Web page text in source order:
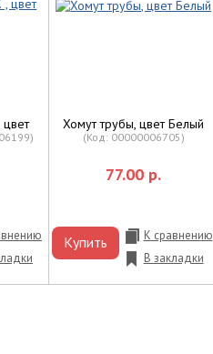
)
Хомут трубы, цвет Белый
(Код: 00000006705)
77.00 р.
Купить
К сравнению
В закладки